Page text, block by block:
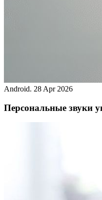
Android. 28 Apr 2026
Персональные звуки